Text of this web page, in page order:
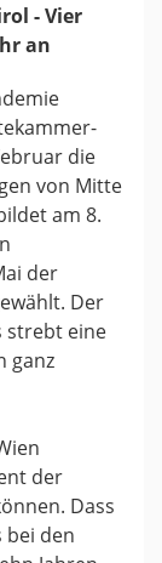
- Vier
an
die
von Mitte
am 8.
der
Der
strebt eine
ganz
der
Dass
bei den